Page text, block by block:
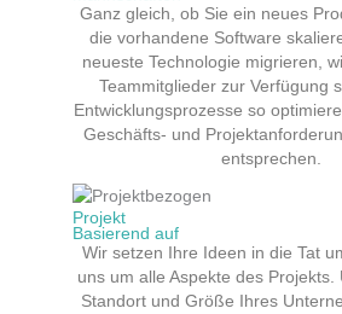
Ganz gleich, ob Sie ein neues
die vorhandene Software
neueste Technologie migrieren,
Teammitglieder zur Verfügung
Entwicklungsprozesse so
Geschäfts- und
entsprechen.
Projekt
Basierend auf
Wir setzen Ihre Ideen in die Tat
uns um alle Aspekte des Projekts.
Standort und Größe Ihres